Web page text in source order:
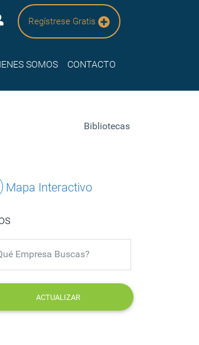
Regístrese Gratis
SOMOS CONTACTO
Bibliotecas
Mapa Interactivo
ACTUALIZAR